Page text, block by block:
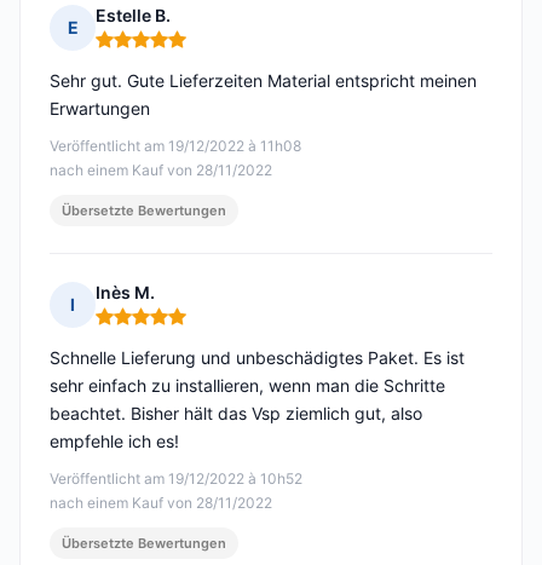
E
Estelle B.
Hinweis: 5 von 5
Veröffentlicht am 19/12/2022 à 11h08
nach einem Kauf von 28/11/2022
Sehr gut. Gute Lieferzeiten Material entspricht meinen
Erwartungen
Übersetzte Bewertungen
I
Inès M.
Hinweis: 5 von 5
Veröffentlicht am 19/12/2022 à 10h52
nach einem Kauf von 28/11/2022
Schnelle Lieferung und unbeschädigtes Paket. Es ist
sehr einfach zu installieren, wenn man die Schritte
beachtet. Bisher hält das Vsp ziemlich gut, also
empfehle ich es!
Übersetzte Bewertungen